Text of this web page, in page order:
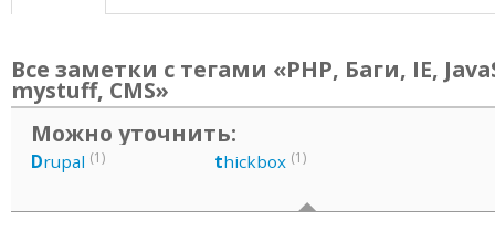
Все заметки с тегами «PHP, Баги, IE,
mystuff, CMS»
Можно уточнить:
Drupal (1) thickbox (1)